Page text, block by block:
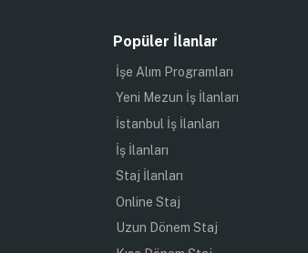
Popüler İlanlar
İşe Alım Programları
Yeni Mezun İş İlanları
İstanbul İş İlanları
İş İlanları
Staj İlanları
Online Staj
Uzun Dönem Staj